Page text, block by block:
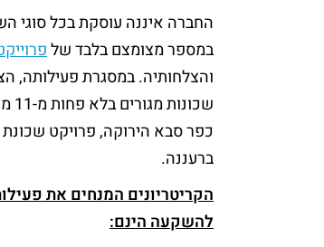
החברה איננה עוסקת בכל סוגי
במספר מצומצם בלבד של
והצלחותיה. במסגרת פעילותה,
ברעננה.
הקריטריונים המנחים את
להשקעה הינם: